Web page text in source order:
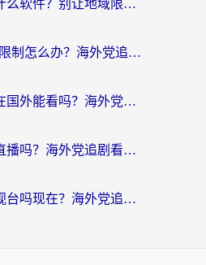
在海外听音乐用什么软件？别让地域限制断了你的华语歌单
芒果TV海外地区限制怎么办？海外党追剧看片的实用加速器选择指南
腾讯缓存的视频在国外能看吗？海外党追剧看片的终极解决方案
国外看不了咪咕直播吗？海外党追剧看片的加速器选择指南
国外能看中央电视台吗现在？海外党追剧看央视的实用指南